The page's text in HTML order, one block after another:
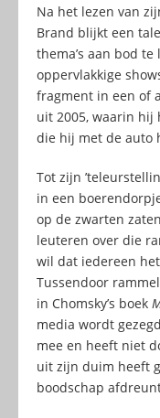
Na het lezen van
Brand blijkt een
thema’s aan bod
oppervlakkige
fragment in een of
uit 2005, waarin hij
die hij met de auto
Tot zijn
in een
op de zwarten
leuteren over die
wil dat iedereen
Tussendoor
in Chomsky’s boek
media wordt
mee en heeft niet
uit zijn duim heeft
boodschap